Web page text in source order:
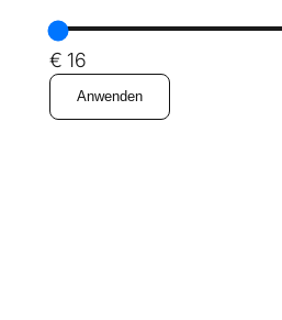
c
h
n
i
€ 16
Anwenden